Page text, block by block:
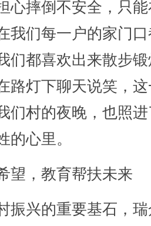
心摔倒不安全，只
我们每一户的家门
们都喜欢出来散步
路灯下聊天说笑，
们村的夜晚，也照
的心里。
，教育帮扶未来
兴的重要基石，瑞